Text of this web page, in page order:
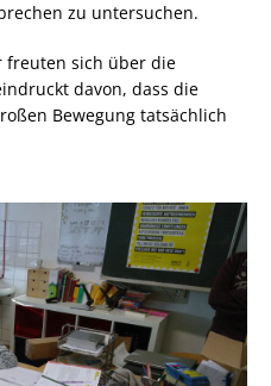
zu untersuchen.
freuten sich über die
davon, dass die
Bewegung tatsächlich